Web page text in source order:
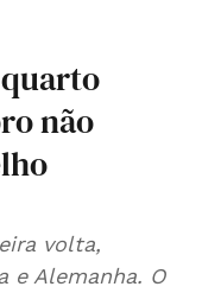
não
volta,
e Alemanha. O